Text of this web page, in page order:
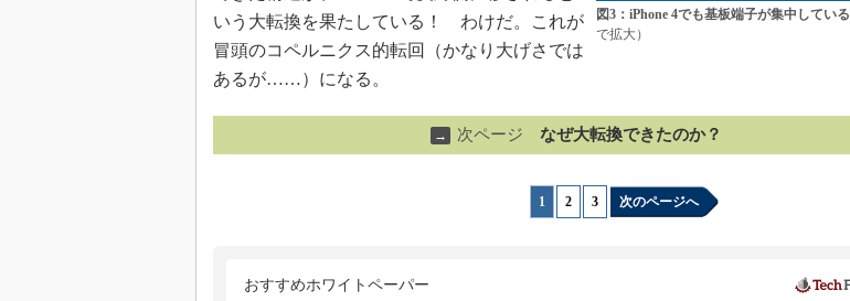
図3：iPhone 4でも基板端子が集中している
で拡大）
いう大転換を果たしている！ わけだ。これが
冒頭のコペルニクス的転回（かなり大げさでは
あるが……）になる。
→ 次ページ なぜ大転換できたのか？
1 2 3 次のページへ
おすすめホワイトペーパー